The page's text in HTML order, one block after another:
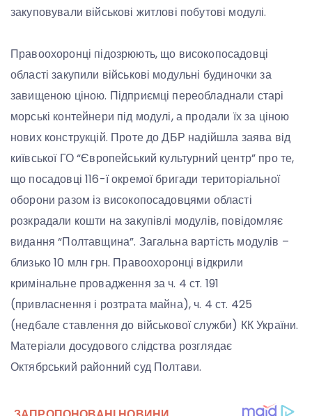
закуповували військові житлові побутові модулі.
Правоохоронці підозрюють, що високопосадовці
області закупили військові модульні будиночки за
завищеною ціною. Підприємці переобладнали старі
морські контейнери під модулі, а продали їх за ціною
нових конструкцій. Проте до ДБР надійшла заява від
київської ГО “Європейський культурний центр” про те,
що посадовці 116-ї окремої бригади територіальної
оборони разом із високопосадовцями області
розкрадали кошти на закупівлі модулів, повідомляє
видання “Полтавщина”. Загальна вартість модулів –
близько 10 млн грн. Правоохоронці відкрили
кримінальне провадження за ч. 4 ст. 191
(привласнення і розтрата майна), ч. 4 ст. 425
(недбале ставлення до військової служби) КК України.
Матеріали досудового слідства розглядає
Октябрський районний суд Полтави.